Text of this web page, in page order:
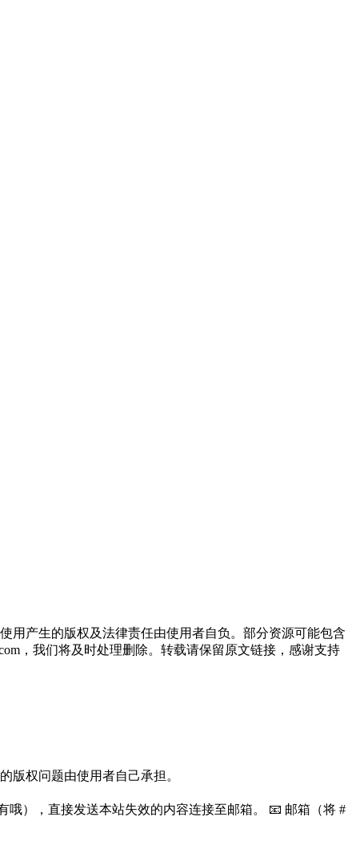
用产生的版权及法律责任由使用者自负。部分资源可能包含
，我们将及时处理删除。转载请保留原文链接，感谢支持
版权问题由使用者自己承担。
），直接发送本站失效的内容连接至邮箱。 📧 邮箱（将 #